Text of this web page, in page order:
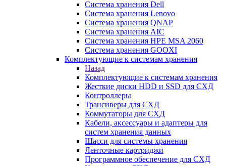
Система хранения Dell
Система хранения Lenovo
Система хранения QNAP
Система хранения AIC
Система хранения HPE MSA 2060
Система хранения GOOXI
Комплектующие к системам хранения
Назад
Комплектующие к системам хранения
Жесткие диски HDD и SSD для СХД
Контроллеры
Трансиверы для СХД
Коммутаторы для СХД
Кабели, аксессуары и адаптеры для
систем хранения данных
Шасси для системы хранения
Ленточные картриджи
Программное обеспечение для СХД